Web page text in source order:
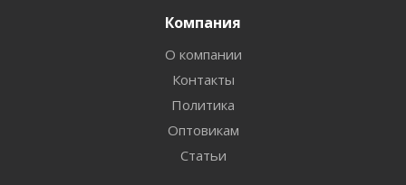
Компания
О компании
Контакты
Политика
Оптовикам
Статьи